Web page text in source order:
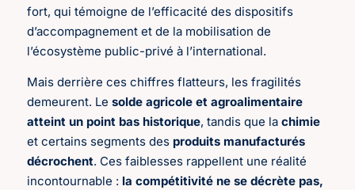
fort, qui témoigne de l’efficacité des dispositifs
d’accompagnement et de la mobilisation de
l’écosystème public-privé à l’international.
Mais derrière ces chiffres flatteurs, les fragilités
demeurent. Lesolde agricole et agroalimentaire
atteint un point bas historique, tandis que lachimie
et certains segments des produits manufacturés
décrochent. Ces faiblesses rappellent une réalité
incontournable : la compétitivité ne se décrète pas,